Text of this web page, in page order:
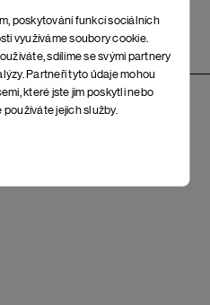
poskytování funkcí sociálních
využíváme soubory cookie.
sdílíme se svými partnery
Partneři tyto údaje mohou
které jste jim poskytli nebo
jejich služby.
ODBĚR